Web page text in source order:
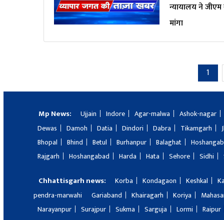
न्यायालय ने
मांगा
1
Mp News: Ujjain Indore Agar-malwa Ashok-nagar
Dewas
Damoh Datia Dindori Dabra Tikamgarh
Bhopal
Bhind Betul Burhanpur Balaghat
Rajgarh
Hoshangabad Harda Hata Sehore Sidhi
Chhattisgarh news: Korba Kondagaon Keshkal
pendra-marwahi
Gariaband Khairagarh Koriya
Narayanpur
Surajpur Sukma Sarguja Lormi Raipur